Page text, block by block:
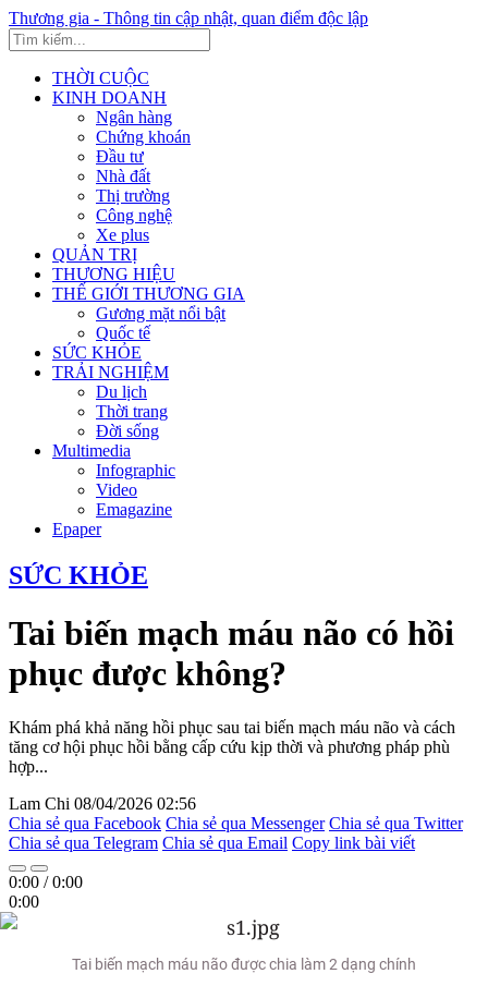
Thương gia - Thông tin cập nhật, quan điểm độc lập
THỜI CUỘC
KINH DOANH
Ngân hàng
Chứng khoán
Đầu tư
Nhà đất
Thị trường
Công nghệ
Xe plus
QUẢN TRỊ
THƯƠNG HIỆU
THẾ GIỚI THƯƠNG GIA
Gương mặt nổi bật
Quốc tế
SỨC KHỎE
TRẢI NGHIỆM
Du lịch
Thời trang
Đời sống
Multimedia
Infographic
Video
Emagazine
Epaper
SỨC KHỎE
Tai biến mạch máu não có hồi
phục được không?
Khám phá khả năng hồi phục sau tai biến mạch máu não và cách
tăng cơ hội phục hồi bằng cấp cứu kịp thời và phương pháp phù
hợp...
Lam Chi 08/04/2026 02:56
Chia sẻ qua Facebook Chia sẻ qua Messenger Chia sẻ qua Twitter
Chia sẻ qua Telegram Chia sẻ qua Email Copy link bài viết
0:00 /0:00
0:00
Tai biến mạch máu não được chia làm 2 dạng chính